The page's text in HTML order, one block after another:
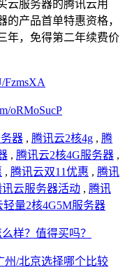
云服务器的腾讯云用
的产品首单特惠资格，
年，免得第二年续费价
FzmsXA
oRMoSucP
器 , 腾讯云2核4g , 腾
, 腾讯云2核4G服务器 ,
, 腾讯云双11优惠 , 腾讯
讯云服务器活动 , 腾讯
轻量2核4G5M服务器
样？值得买吗？
州/北京选择哪个比较